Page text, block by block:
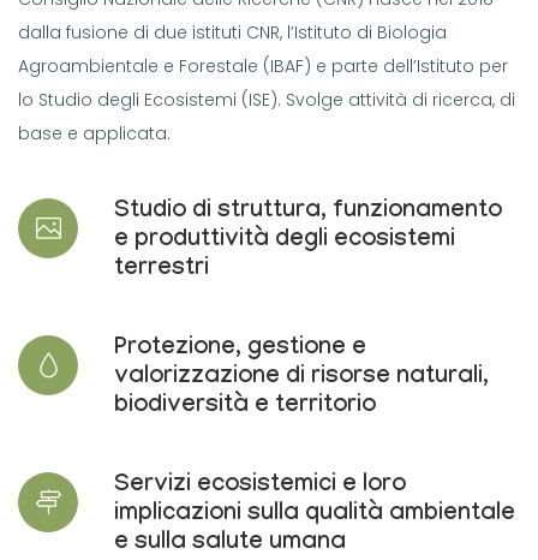
dalla fusione di due istituti CNR, l’Istituto di Biologia
Agroambientale e Forestale (IBAF) e parte dell’Istituto per
lo Studio degli Ecosistemi (ISE). Svolge attività di ricerca, di
base e applicata.
Studio di struttura, funzionamento
e produttività degli ecosistemi
terrestri
Protezione, gestione e
valorizzazione di risorse naturali,
biodiversità e territorio
Servizi ecosistemici e loro
implicazioni sulla qualità ambientale
e sulla salute umana